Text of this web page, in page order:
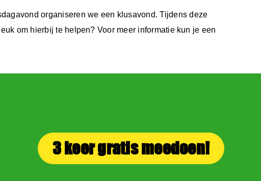
organiseren we een klusavond. Tijdens deze
om hierbij te helpen? Voor meer informatie kun je een
3 keer gratis meedoen!